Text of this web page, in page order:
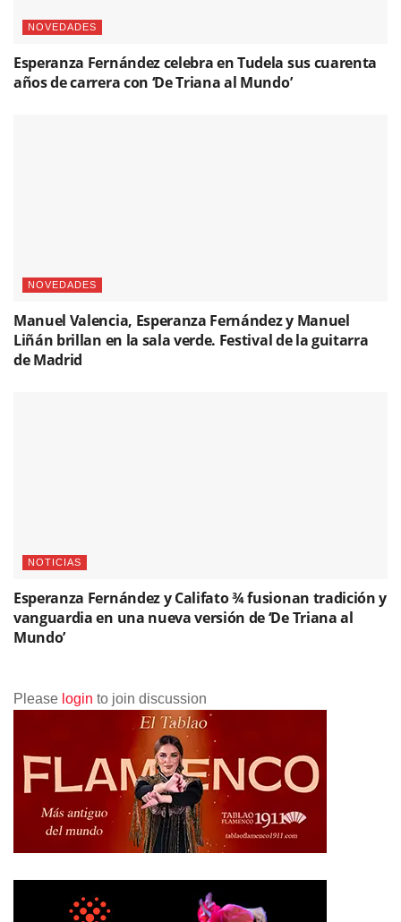
NOVEDADES
Esperanza Fernández celebra en Tudela sus cuarenta
años de carrera con ‘De Triana al Mundo’
NOVEDADES
Manuel Valencia, Esperanza Fernández y Manuel
Liñán brillan en la sala verde. Festival de la guitarra
de Madrid
NOTICIAS
Esperanza Fernández y Califato ¾ fusionan tradición y
vanguardia en una nueva versión de ‘De Triana al
Mundo’
Please login to join discussion